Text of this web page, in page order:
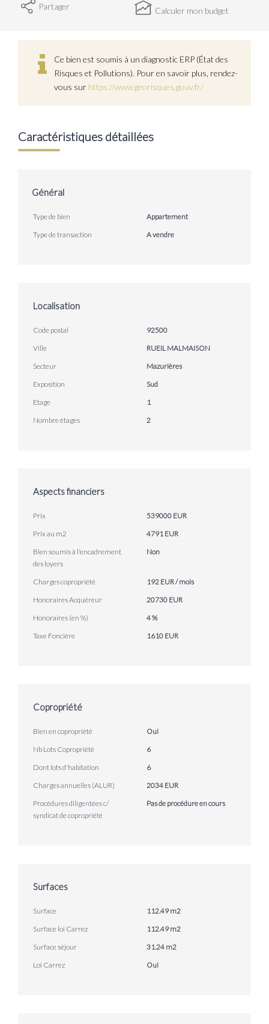
Partager
Calculer mon budget
Ce bien est soumis à un diagnostic ERP (État des
Risques et Pollutions). Pour en savoir plus, rendez-
vous sur https://www.georisques.gouv.fr/
Caractéristiques détaillées
Général
Type de bien
Appartement
Type de transaction
A vendre
Localisation
Code postal
92500
Ville
RUEIL MALMAISON
Secteur
Mazurières
Exposition
Sud
Etage
1
Nombre étages
2
Aspects financiers
Prix
539000 EUR
Prix au m2
4791 EUR
Bien soumis à l'encadrement
des loyers
Non
Charges copropriété
192 EUR / mois
Honoraires Acquéreur
20730 EUR
Honoraires (en %)
4 %
Taxe Foncière
1610 EUR
Copropriété
Bien en copropriété
Oui
Nb Lots Copropriété
6
Dont lots d'habitation
6
Charges annuelles (ALUR)
2034 EUR
Procédures diligentées c/
syndicat de copropriété
Pas de procédure en cours
Surfaces
Surface
112.49 m2
Surface loi Carrez
112.49 m2
Surface séjour
31.24 m2
Loi Carrez
Oui